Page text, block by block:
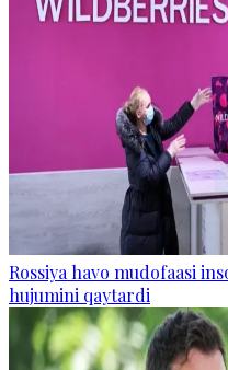
Rossiya havo mudofaasi
hujumini qaytardi